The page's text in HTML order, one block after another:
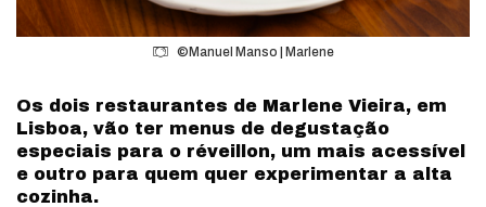
©Manuel Manso | Marlene
Os dois restaurantes de Marlene Vieira, em
Lisboa, vão ter menus de degustação
especiais para o réveillon, um mais acessível
e outro para quem quer experimentar a alta
cozinha.